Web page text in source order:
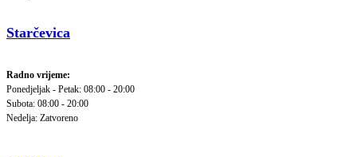
Starčevica
Radno vrijeme:
Ponedjeljak - Petak: 08:00 - 20:00
Subota: 08:00 - 20:00
Nedelja: Zatvoreno